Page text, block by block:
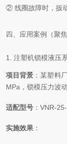
② 线圈故障时，扳
四、应用案例（聚
1. 注塑机锁模液压
项目背景 ：某塑料
MPa，锁模压力波
适配型号 ：VNR-
实施效果 ：